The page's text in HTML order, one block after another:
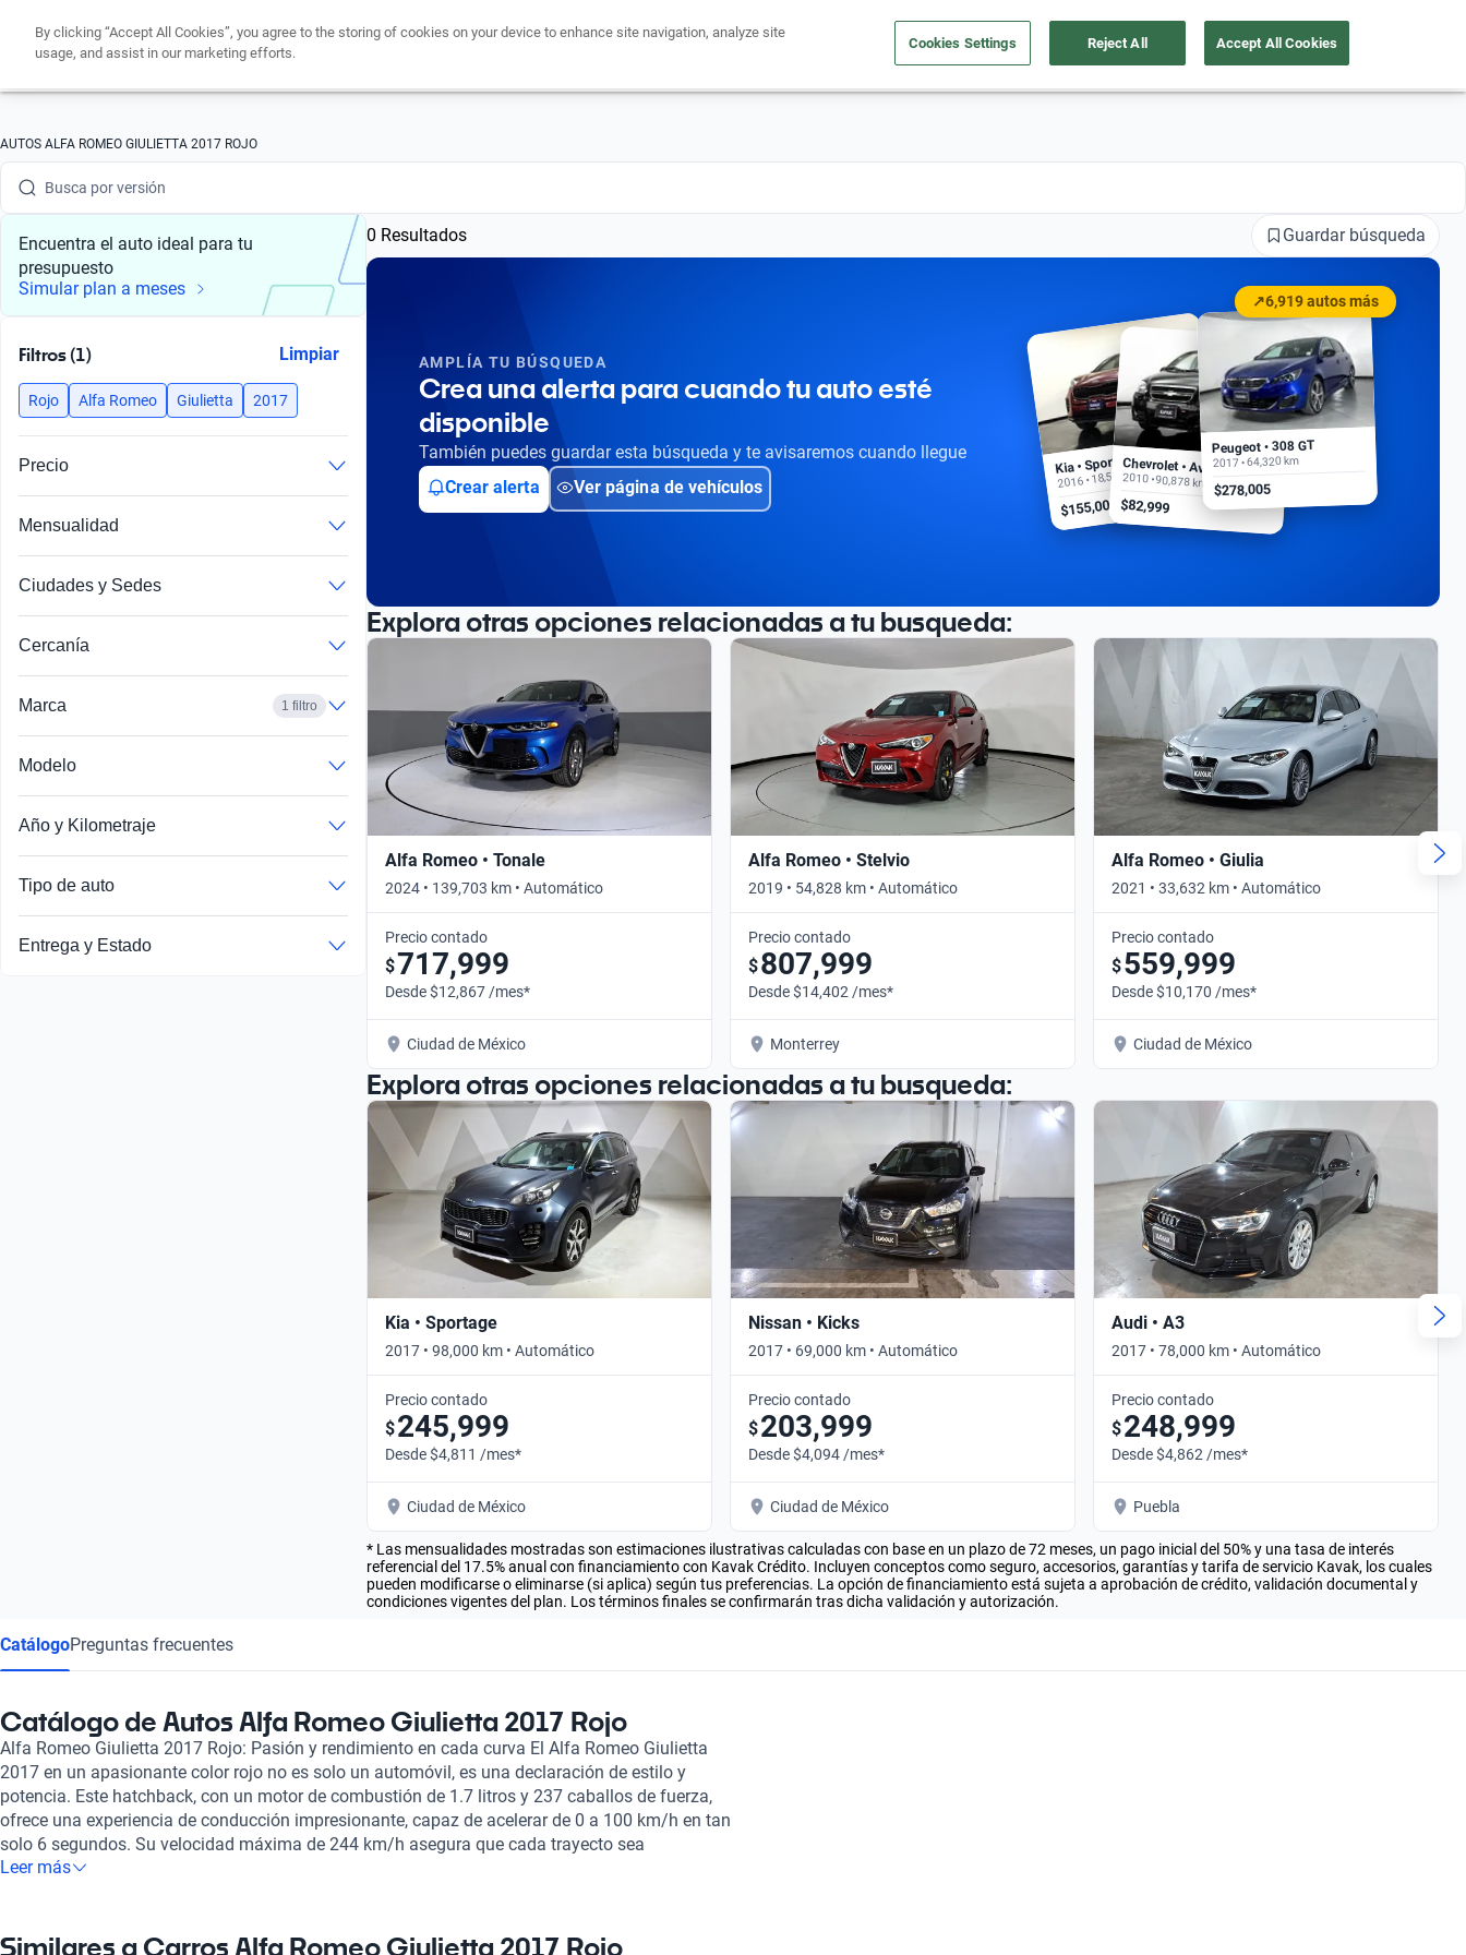
Compra un auto Vende tu auto Cuida tu auto Nosotros Ubicación
AUTOS ALFA ROMEO GIULIETTA 2017 ROJO
Busca por marca
Busca por modelo
Busca por versión
Busca por año
Busca por marca
Busca por versión
Encuentra el auto ideal para tu
presupuesto
Simular plan a meses
Filtros (1) Limpiar
Rojo Alfa Romeo Giulietta 2017
Precio
Mensualidad
Ciudades y Sedes
Cercanía
Marca 1 filtro
Modelo
Año y Kilometraje
Tipo de auto
Entrega y Estado
0 Resultados Guardar búsqueda
AMPLÍA TU BÚSQUEDA
Crea una alerta para cuando tu auto esté
disponible
También puedes guardar esta búsqueda y te avisaremos cuando llegue
Crear alerta
Ver página de vehículos
↗6,919 autos más
Kia • Sportage EX
2016 • 18,500 km
$155,000
Chevrolet • Aveo
2010 • 90,878 km
$82,999
Peugeot • 308 GT
2017 • 64,320 km
$278,005
Explora otras opciones relacionadas a tu busqueda:
Alfa Romeo • Tonale
2024 • 139,703 km • Automático
Precio contado
$717,999
Desde $12,867 /mes*
Ciudad de México
Alfa Romeo • Stelvio
2019 • 54,828 km • Automático
Precio contado
$807,999
Desde $14,402 /mes*
Monterrey
Alfa Romeo • Giulia
2021 • 33,632 km • Automático
Precio contado
$559,999
Desde $10,170 /mes*
Ciudad de México
Explora otras opciones relacionadas a tu busqueda:
Kia • Sportage
2017 • 98,000 km • Automático
Precio contado
$245,999
Desde $4,811 /mes*
Ciudad de México
Nissan • Kicks
2017 • 69,000 km • Automático
Precio contado
$203,999
Desde $4,094 /mes*
Ciudad de México
Audi • A3
2017 • 78,000 km • Automático
Precio contado
$248,999
Desde $4,862 /mes*
Puebla
* Las mensualidades mostradas son estimaciones ilustrativas calculadas con base en un plazo de 72 meses, un pago inicial del 50% y una tasa de interés
referencial del 17.5% anual con financiamiento con Kavak Crédito. Incluyen conceptos como seguro, accesorios, garantías y tarifa de servicio Kavak, los cuales
pueden modificarse o eliminarse (si aplica) según tus preferencias. La opción de financiamiento está sujeta a aprobación de crédito, validación documental y
condiciones vigentes del plan. Los términos finales se confirmarán tras dicha validación y autorización.
CatálogoPreguntas frecuentes
Catálogo de Autos Alfa Romeo Giulietta 2017 Rojo
Alfa Romeo Giulietta 2017 Rojo: Pasión y rendimiento en cada curva El Alfa Romeo Giulietta
2017 en un apasionante color rojo no es solo un automóvil, es una declaración de estilo y
potencia. Este hatchback, con un motor de combustión de 1.7 litros y 237 caballos de fuerza,
ofrece una experiencia de conducción impresionante, capaz de acelerar de 0 a 100 km/h en tan
solo 6 segundos. Su velocidad máxima de 244 km/h asegura que cada trayecto sea
emocionante, haciendo que aquellos que buscan no solo un medio de transporte encuentren en
disfrutar de asientos de cuero de alta calidad. Equipado con un techo solar que añade un toque
Leer más
Similares a Carros Alfa Romeo Giulietta 2017 Rojo
By clicking “Accept All Cookies”, you agree to the storing of cookies on your device to enhance site navigation, analyze site
usage, and assist in our marketing efforts.
Cookies Settings Reject All Accept All Cookies